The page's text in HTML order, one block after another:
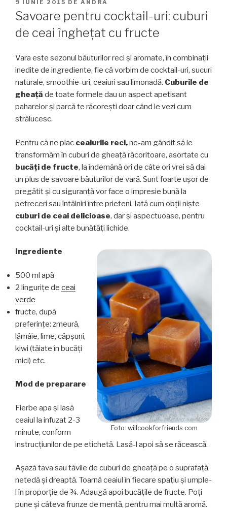
PE
9 IUNIE 2015 DE ANDRA
Savoare pentru cocktail-uri: cuburi
de ceai îngheţat cu fructe
Vara este sezonul băuturilor reci şi aromate, în combinaţii
inedite de ingrediente, fie că vorbim de cocktail-uri, sucuri
naturale, smoothie-uri, ceaiuri sau limonadă. Cuburile de
gheaţă de toate formele dau un aspect apetisant
paharelor şi parcă te răcoreşti doar când le vezi cum
strălucesc.
Pentru că ne plac ceaiurile reci,ne-am gândit să le
transformăm în cuburi de gheaţă răcoritoare, asortate cu
bucăţi de fructe, la îndemână ori de câte ori vrei să dai
un plus de savoare băuturilor de vară. Sunt foarte uşor de
pregătit şi cu siguranţă vor face o impresie bună la
petreceri sau întâlniri între prieteni. Iată cum obţii nişte
cuburi de ceai delicioase, dar şi aspectuoase, pentru
cocktail-uri şi alte bunătăţi lichide.
Foto: willcookforfriends.com
Ingrediente
500 ml apă
2 linguriţe de ceai
verde
fructe, după
preferinţe: zmeură,
lămâie, lime, căpşuni,
kiwi (tăiate în bucăţi
mici) etc.
Mod de preparare
Fierbe apa şi lasă
ceaiul la infuzat 2-3
minute, conform
instrucţiunilor de pe etichetă. Lasă-l apoi să se răcească.
Aşază tava sau tăvile de cuburi de gheaţă pe o suprafaţă
netedă şi dreaptă. Toarnă ceaiul în fiecare spaţiu şi umple-
l în proporţie de ¾. Adaugă apoi bucăţile de fructe. Poţi
pune şi câteva frunze de mentă, pentru mai multă aromă.